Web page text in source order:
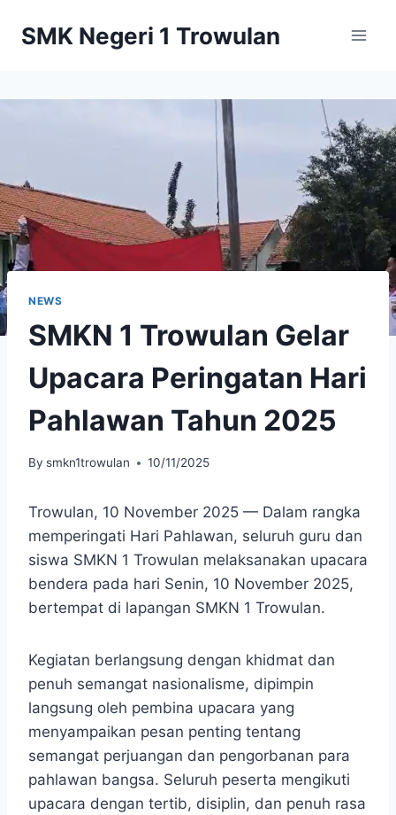
SMK Negeri 1 Trowulan
NEWS
SMKN 1 Trowulan Gelar
Upacara Peringatan Hari
Pahlawan Tahun 2025
By smkn1trowulan 10/11/2025
Trowulan, 10 November 2025 — Dalam rangka
memperingati Hari Pahlawan, seluruh guru dan
siswa SMKN 1 Trowulan melaksanakan upacara
bendera pada hari Senin, 10 November 2025,
bertempat di lapangan SMKN 1 Trowulan.
Kegiatan berlangsung dengan khidmat dan
penuh semangat nasionalisme, dipimpin
langsung oleh pembina upacara yang
menyampaikan pesan penting tentang
semangat perjuangan dan pengorbanan para
pahlawan bangsa. Seluruh peserta mengikuti
upacara dengan tertib, disiplin, dan penuh rasa